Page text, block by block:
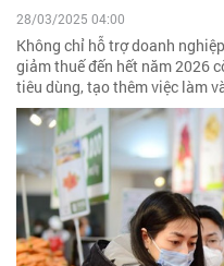
28/03/2025 04:00
Không chỉ hỗ trợ doanh
giảm thuế đến hết năm 2026
tiêu dùng, tạo thêm việc làm